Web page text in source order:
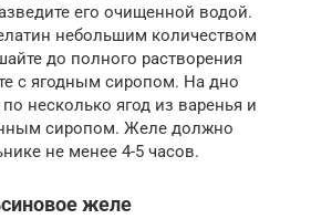
его очищенной водой.
небольшим количеством
до полного растворения
с ягодным сиропом. На дно
несколько ягод из варенья и
сиропом. Желе должно
не менее 4-5 часов.
желе